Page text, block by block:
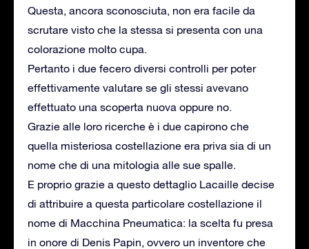
Questa, ancora sconosciuta, non era facile da
scrutare visto che la stessa si presenta con una
colorazione molto cupa.
Pertanto i due fecero diversi controlli per poter
effettivamente valutare se gli stessi avevano
effettuato una scoperta nuova oppure no.
Grazie alle loro ricerche è i due capirono che
quella misteriosa costellazione era priva sia di un
nome che di una mitologia alle sue spalle.
E proprio grazie a questo dettaglio Lacaille decise
di attribuire a questa particolare costellazione il
nome di Macchina Pneumatica: la scelta fu presa
in onore di Denis Papin, ovvero un inventore che